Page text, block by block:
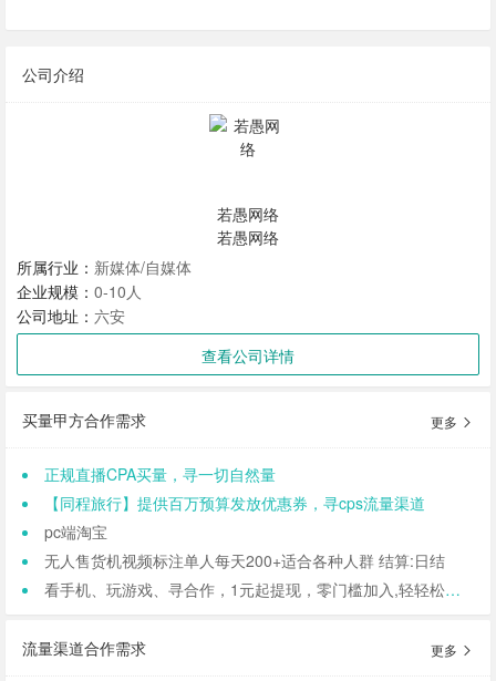
公司介绍
若愚网络
若愚网络
所属行业： 新媒体/自媒体
企业规模： 0-10人
公司地址： 六安
查看公司详情
买量甲方合作需求 更多
正规直播CPA买量，寻一切自然量
【同程旅行】提供百万预算发放优惠券，寻cps流量渠道
pc端淘宝
无人售货机视频标注单人每天200+适合各种人群 结算:日结
看手机、玩游戏、寻合作，1元起提现，零门槛加入,轻轻松松日结,寻找合作小伙伴（CPA/CPL）
流量渠道合作需求 更多